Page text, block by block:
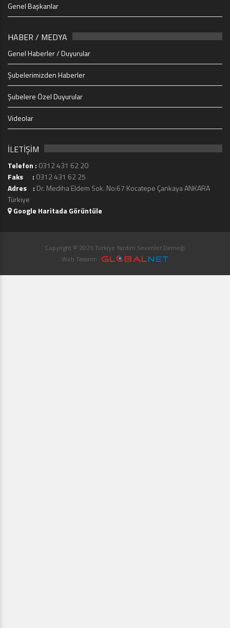
Genel Başkanlar
HABER / MEDYA
Genel Haberler / Duyurular
Şubelerimizden Haberler
Şubelere Özel Duyurular
Videolar
İLETİŞİM
Telefon : 0312 431 62 20
Faks : 0312 431 62 25
Adres : Dr. Mediha Eldem Sok. No:67 Kocatepe Çankaya ANKARA
Türkiye
Google Haritada Görüntüle
Copyright © 2026 Türkiye Yardım Sevenler Derneği
Web Tasarım :